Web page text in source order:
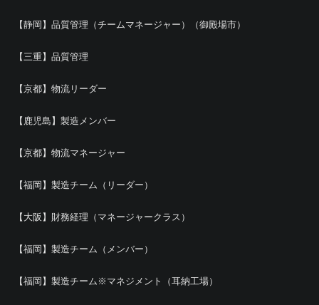
【静岡】品質管理（チームマネージャー）（御殿場市）
【三重】品質管理
【京都】物流リーダー
【鹿児島】製造メンバー
【京都】物流マネージャー
【福岡】製造チーム（リーダー）
【大阪】財務経理（マネージャークラス）
【福岡】製造チーム（メンバー）
【福岡】製造チーム※マネジメント（耳納工場）